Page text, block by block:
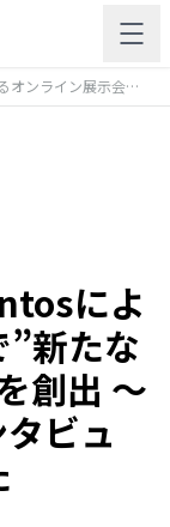
〜ブティックス社様インタビュー〜」を投稿しました
によ
新たな
創出 〜
ビュ